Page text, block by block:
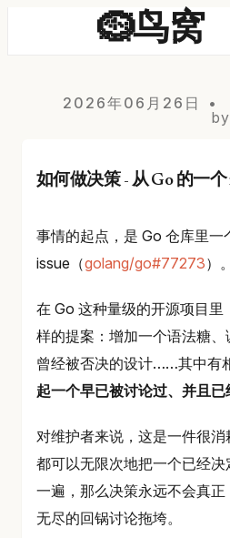
🪹鸟窝
2026年06月26日
如何做决策 - 从 Go 的一个
事情的起点，是 Go 仓库里一
issue（golang/go#77273）。
在 Go 这种量级的开源项目里
样的提案：增加一个语法糖
曾经被否决的设计……其中有
起一个早已被讨论过、并且
对维护者来说，这是一件很
都可以无限次地把一个已经
一遍，那么决策永远不会真
无尽的回锅讨论拖垮。